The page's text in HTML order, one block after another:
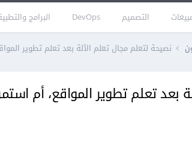
التصميم DevOps البرامج
نصيحة لتعلم مجال تعلم الآلة بعد تعلم تطوير
بعد تعلم تطوير المواقع، أم